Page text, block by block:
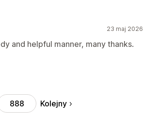
23 maj 2026
and helpful manner, many thanks.
888 Kolejny